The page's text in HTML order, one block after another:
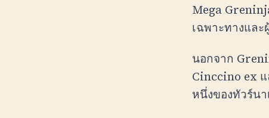
Mega
เฉพาะทางแล
นอกจาก
Cinccino ex
หนึ่งของทัวร์น